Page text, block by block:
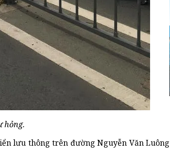
hỏng.
lưu thông trên đường Nguyễn Văn Luông